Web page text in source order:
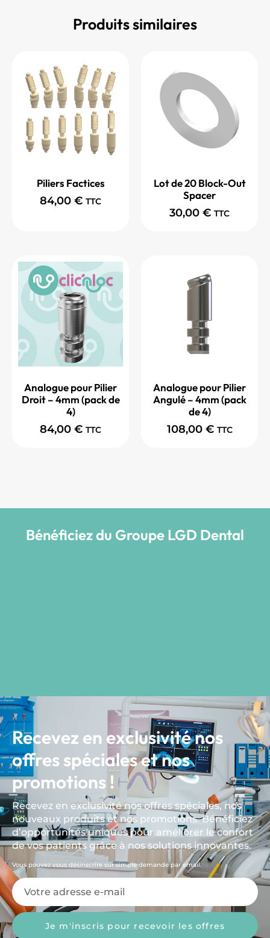
Produits similaires
Piliers Factices
84,00 € TTC
Lot de 20 Block-Out
Spacer
30,00 € TTC
Analogue pour Pilier
Droit – 4mm (pack de
4)
84,00 € TTC
Analogue pour Pilier
Angulé – 4mm (pack
de 4)
108,00 € TTC
Bénéficiez du Groupe LGD Dental
Recevez en exclusivité nos
offres spéciales et nos
promotions !
Recevez en exclusivité nos offres spéciales, nos
nouveaux produits et nos promotions. Bénéficiez
d’opportunités uniques pour améliorer le confort
de vos patients grâce à nos solutions innovantes.
Vous pouvez vous désinscrire sur simple demande par email.
Je m'inscris pour recevoir les offres